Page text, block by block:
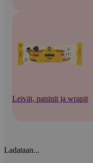
Leivät, paninit ja wrapit
Ladataan...